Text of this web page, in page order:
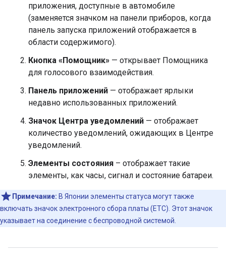
приложения, доступные в автомобиле
(заменяется значком на панели приборов, когда
панель запуска приложений отображается в
области содержимого).
Кнопка «Помощник» — открывает Помощника
для голосового взаимодействия.
Панель приложений — отображает ярлыки
недавно использованных приложений.
Значок Центра уведомлений — отображает
количество уведомлений, ожидающих в Центре
уведомлений.
Элементы состояния – отображает такие
элементы, как часы, сигнал и состояние батареи.
Примечание: В Японии элементы статуса могут также
включать значок электронного сбора платы (ETC). Этот значок
указывает на соединение с беспроводной системой.